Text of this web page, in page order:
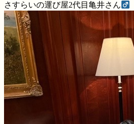
さすらいの運び屋2代目亀井さん